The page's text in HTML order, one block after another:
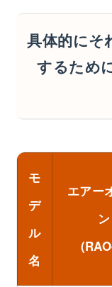
具体的にそ
するため
モ
デ
ル
名
エアー
ン